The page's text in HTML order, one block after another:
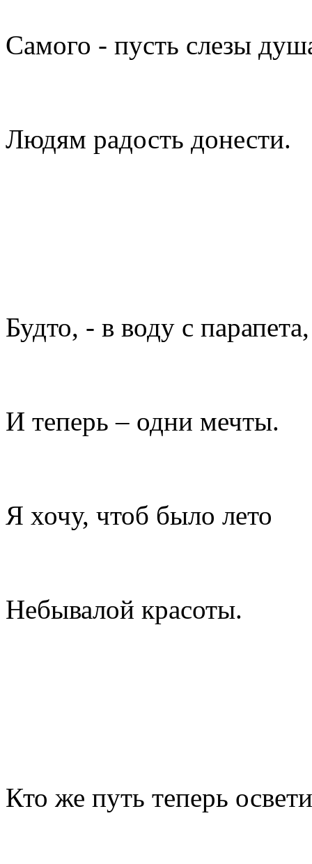
Самого - пусть слезы
Людям радость донести.
Будто, - в воду с парапета,
И теперь – одни мечты.
Я хочу, чтоб было лето
Небывалой красоты.
Кто же путь теперь